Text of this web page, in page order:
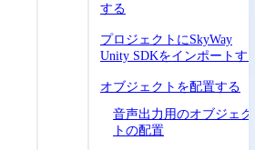
する
プロジェクトにSkyWay
Unity SDKをインポートする
オブジェクトを配置する
音声出力用のオブジェク
トの配置